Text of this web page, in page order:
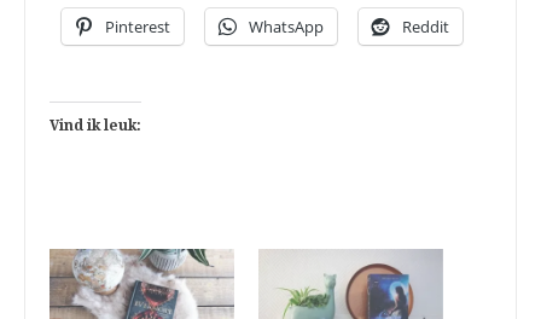
Pinterest WhatsApp Reddit
Vind ik leuk: